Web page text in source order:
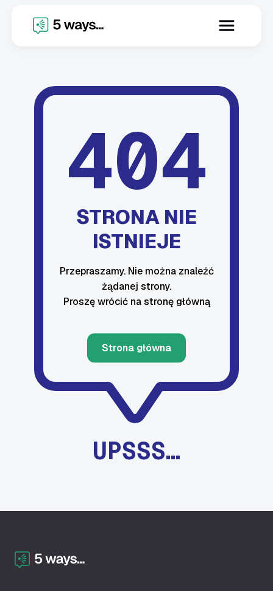
404
STRONA NIE
ISTNIEJE
Przepraszamy. Nie można znaleźć
żądanej strony.
Proszę wrócić na stronę główną
Strona główna
UPSSS…